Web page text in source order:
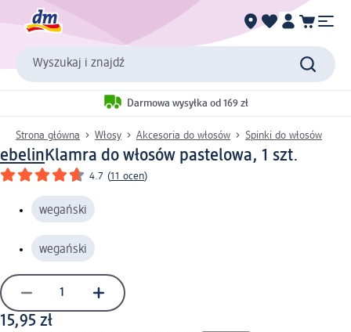
Wyszukaj i znajdź
Darmowa wysyłka od 169 zł
Strona główna Włosy Akcesoria do włosów Spinki do włosów
ebelin Klamra do włosów pastelowa, 1 szt.
4.7 (11 ocen)
wegański
wegański
15,95 zł